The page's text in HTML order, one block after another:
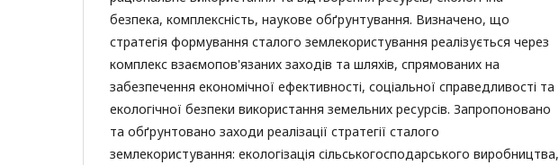
безпека, комплексність, наукове обґрунтування. Визначено, що
стратегія формування сталого землекористування реалізується через
комплекс взаємопов'язаних заходів та шляхів, спрямованих на
забезпечення економічної ефективності, соціальної справедливості та
екологічної безпеки використання земельних ресурсів. Запропоновано
та обґрунтовано заходи реалізації стратегії сталого
землекористування: екологізація сільськогосподарського виробництва,